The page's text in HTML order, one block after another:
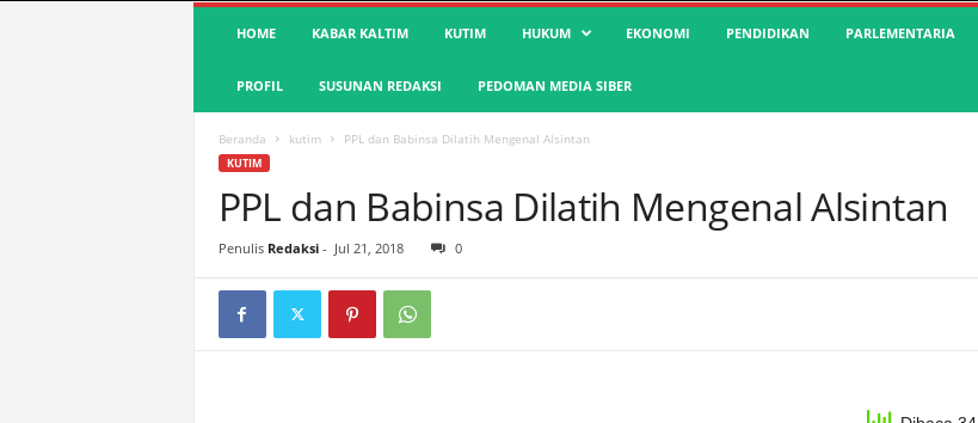
S
a
HOME KABAR KALTIM KUTIM HUKUM EKONOMI PENDIDIKAN PARLEMENTARIA
PROFIL SUSUNAN REDAKSI PEDOMAN MEDIA SIBER
Beranda kutim PPL dan Babinsa Dilatih Mengenal Alsintan
KUTIM
PPL dan Babinsa Dilatih Mengenal Alsintan
Penulis Redaksi- Jul 21, 2018 0